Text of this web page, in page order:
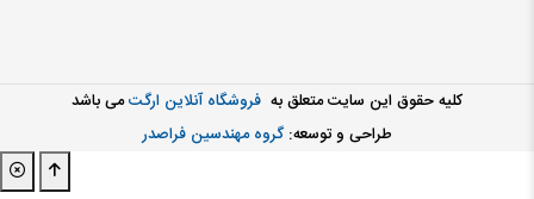
کليه حقوق اين سايت متعلق به فروشگاه آنلاین ارگتمی باشد
طراحی و توسعه: گروه مهندسین فراصدر